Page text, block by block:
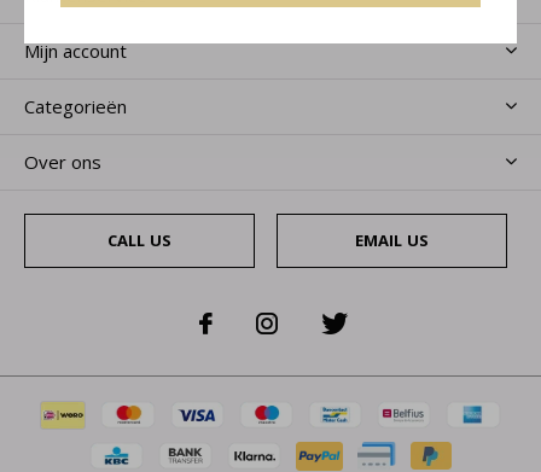
Mijn account
Categorieën
Over ons
CALL US EMAIL US